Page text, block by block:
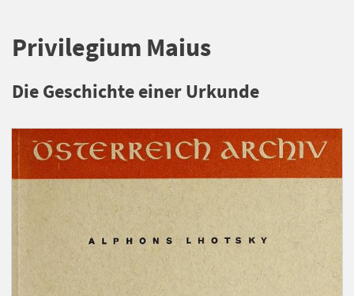
Privilegium Maius
Die Geschichte einer Urkunde